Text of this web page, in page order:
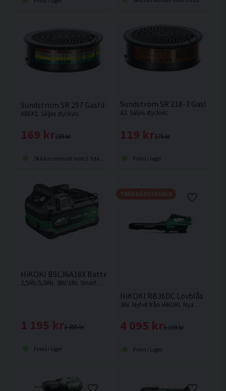
Sundström SR 297 Gasfilter
ABEK1. Säljes styckvis.
239 kr
169 kr
Skickas normalt inom 1-3 dagar
Sundström SR 218-3 Gasfilter
A2. Säljes styckvis.
175 kr
119 kr
Finns i lager
HiKOKI BSL36A18X Batteri 36V/18V Multivolt (2,5Ah/5,0Ah)
2,5Ah/5,0Ah. 36V/18V. Smart Multivolt-batteri som ändrar volt-nivå beroende på vilken maskin som används.
1 395 kr
1 195 kr
Finns i lager
HiKOKI RB36DC Lövblås 36V
36V. Nyhet från HiKOKI. Nya RB36DC ersätter tidigare modellen RB36DA. Med en blåshastighet på imponerande 71,5 m/s klarar denna modell effektivt att hantera och blåsa bort stora mängder löv. Levereras utan batteri och laddare.
5 109 kr
4 095 kr
Finns i Lager
TRÄDGÅRDSDEALS